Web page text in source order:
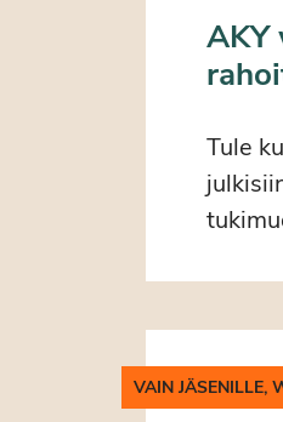
AKY
Tule
VAIN JÄSENILLE,